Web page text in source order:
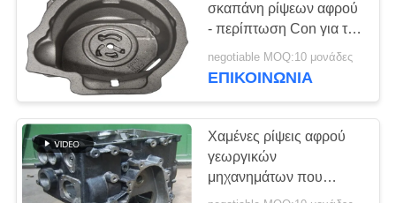
SITEMAP
PRIVACY
POLICY
σκαπάνη ρίψεων αφρού
- περίπτωση Con για τα
βιομηχανικά οχήματα
negotiable MOQ:10 μονάδες
ΕΠΙΚΟΙΝΩΝΊΑ
Χαμένες ρίψεις αφρού
γεωργικών
μηχανημάτων που
στεγάζουν με το μικρό